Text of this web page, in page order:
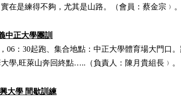
實在是練得不夠，尤其是山路。 （會員：蔡金宗 ﹚ 。
中正大學團訓
06 ： 30起跑、集合地點： 中正大學體育場大門口
學,旺萊山奔回終點….. （負責人：陳月貴組長﹚。
興大學 間歇訓練